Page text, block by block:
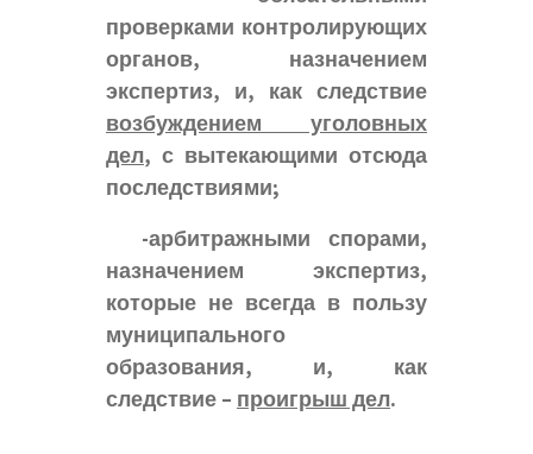
проверками контролирующих
органов, назначением
экспертиз, и, как следствие
возбуждением уголовных
дел, с вытекающими отсюда
последствиями;
-арбитражными спорами,
назначением экспертиз,
которые не всегда в пользу
муниципального
образования, и, как
следствие – проигрыш дел.